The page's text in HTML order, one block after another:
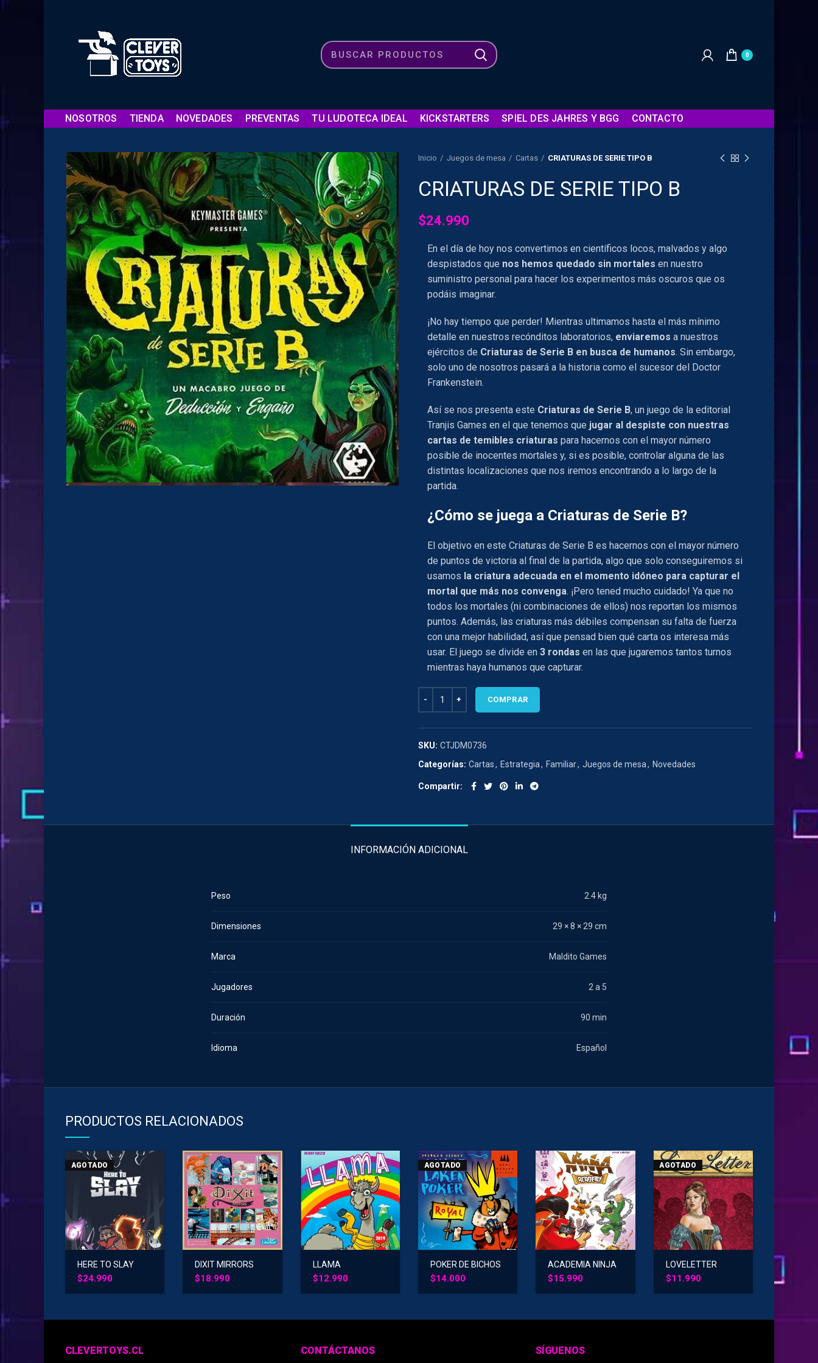
0
NOSOTROS TIENDA NOVEDADES PREVENTAS TU LUDOTECA IDEAL KICKSTARTERS SPIEL DES JAHRES Y BGG CONTACTO
Inicio Juegos de mesa Cartas CRIATURAS DE SERIE TIPO B
CRIATURAS DE SERIE TIPO B
$24.990
En el día de hoy nos convertimos en científicos locos, malvados y algo
despistados que nos hemos quedado sin mortales en nuestro
suministro personal para hacer los experimentos más oscuros que os
podáis imaginar.
¡No hay tiempo que perder! Mientras ultimamos hasta el más mínimo
detalle en nuestros recónditos laboratorios, enviaremos a nuestros
ejércitos de Criaturas de Serie B en busca de humanos. Sin embargo,
solo uno de nosotros pasará a la historia como el sucesor del Doctor
Frankenstein.
Así se nos presenta este Criaturas de Serie B, un juego de la editorial
Tranjis Games en el que tenemos que jugar al despiste con nuestras
cartas de temibles criaturas para hacernos con el mayor número
posible de inocentes mortales y, si es posible, controlar alguna de las
distintas localizaciones que nos iremos encontrando a lo largo de la
partida.
¿Cómo se juega a Criaturas de Serie B?
El objetivo en este Criaturas de Serie B es hacernos con el mayor número
de puntos de victoria al final de la partida, algo que solo conseguiremos si
usamos la criatura adecuada en el momento idóneo para capturar el
mortal que más nos convenga. ¡Pero tened mucho cuidado! Ya que no
todos los mortales (ni combinaciones de ellos) nos reportan los mismos
puntos. Además, las criaturas más débiles compensan su falta de fuerza
con una mejor habilidad, así que pensad bien qué carta os interesa más
usar. El juego se divide en 3 rondas en las que jugaremos tantos turnos
mientras haya humanos que capturar.
COMPRAR
SKU: CTJDM0736
Categorías: Cartas, Estrategia, Familiar, Juegos de mesa, Novedades
Compartir
INFORMACIÓN ADICIONAL
Peso 2.4 kg
Dimensiones 29 × 8 × 29 cm
Marca Maldito Games
Jugadores 2 a 5
Duración 90 min
Idioma Español
PRODUCTOS RELACIONADOS
AGOTADO
HERE TO SLAY
$24.990
DIXIT MIRRORS
$18.990
LLAMA
$12.990
AGOTADO
POKER DE BICHOS
REAL
$14.000
ACADEMIA NINJA
$15.990
AGOTADO
LOVELETTER
$11.990
CLEVERTOYS.CL CONTÁCTANOS SÍGUENOS